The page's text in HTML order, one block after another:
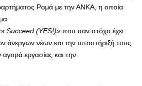
Ρομά με την ΑΝΚΑ, η οποία
Succeed (YES!)» που σαν στόχο έχει
άνεργων νέων και την υποστήριξή τους
εργασίας και την